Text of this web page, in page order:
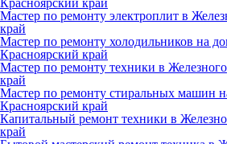
Красноярский край
Мастер по ремонту электроплит в
край
Мастер по ремонту холодильников на
Красноярский край
Мастер по ремонту техники в
край
Мастер по ремонту стиральных машин
Красноярский край
Капитальный ремонт техники в
край